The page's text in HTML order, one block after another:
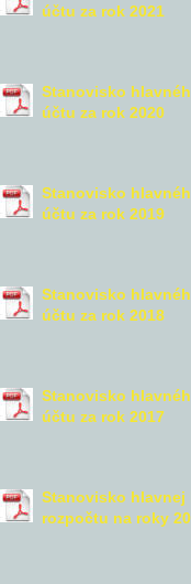
účtu za rok 2021
Stanovisko
účtu za rok 2020
Stanovisko
účtu za rok 2019
Stanovisko
účtu za rok 2018
Stanovisko
účtu za rok 2017
Stanovisko
rozpočtu na roky